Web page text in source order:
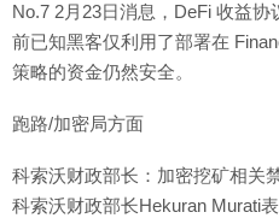
No.7 2月23日消息，DeFi 收益协
前已知黑客仅利用了部署在
策略的资金仍然安全。
跑路/加密局方面
科索沃财政部长：加密挖矿相关
科索沃财政部长Hekuran Murati